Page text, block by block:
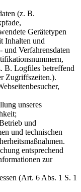
(z. B.
Gerätetypen
Inhalten und
Verfahrensdaten
B. Logfiles betreffend
Zugriffszeiten.).
unseres
und
und technischen
entsprechend
zur
(Art. 6 Abs. 1 S. 1